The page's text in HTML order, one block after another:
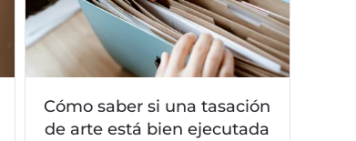
Cómo saber si una tasación
de arte está bien ejecutada